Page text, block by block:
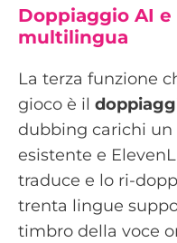
Doppiaggio AI
multilingua
La terza funzione
gioco è il
dubbing carichi un
esistente e
traduce e lo ri-
trenta lingue
timbro della voce